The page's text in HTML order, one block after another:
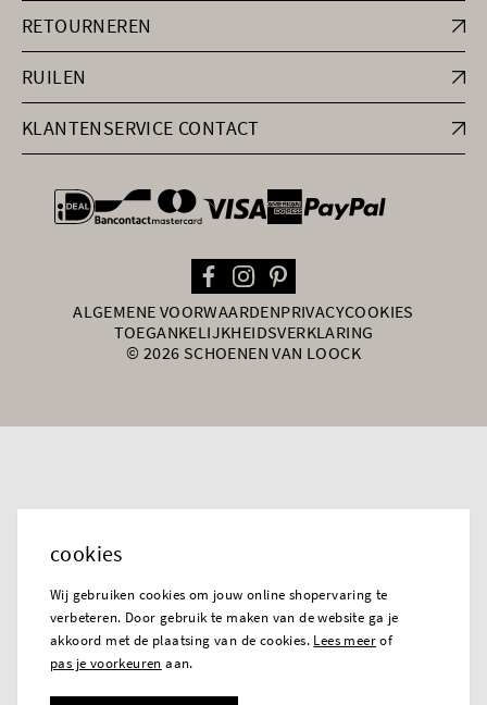
RETOURNEREN
RUILEN
KLANTENSERVICE CONTACT
general.paymentOptions
ALGEMENE VOORWAARDENPRIVACYCOOKIES
TOEGANKELIJKHEIDSVERKLARING
© 2026 SCHOENEN VAN LOOCK
cookies
Wij gebruiken cookies om jouw online shopervaring te
verbeteren. Door gebruik te maken van de website ga je
akkoord met de plaatsing van de cookies. Lees meerof
pas je voorkeuren aan.